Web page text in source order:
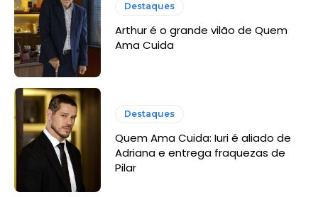
Destaques
Arthur é o grande vilão de Quem
Ama Cuida
Destaques
Quem Ama Cuida: Iuri é aliado de
Adriana e entrega fraquezas de
Pilar